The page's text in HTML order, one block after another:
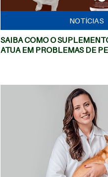
NOTÍCIAS
SAIBA COMO O
ATUA EM PROBLEMAS DE
MAIS